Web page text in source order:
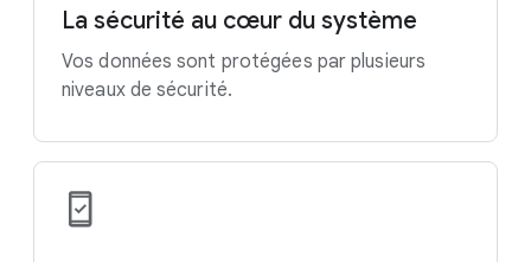
La sécurité au cœur du système
Vos données sont protégées par plusieurs
niveaux de sécurité.